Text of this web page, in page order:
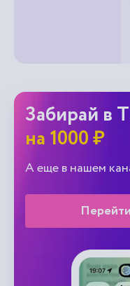
Забирай в
на 1000 ₽
А еще в нашем